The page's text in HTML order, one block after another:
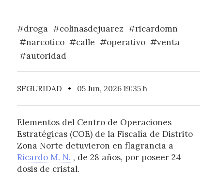
#droga #colinasdejuarez #ricardomn
#narcotico #calle #operativo #venta
#autoridad
SEGURIDAD • 05 Jun, 2026 19:35 h
Elementos del Centro de Operaciones
Estratégicas (COE) de la Fiscalía de Distrito
Zona Norte detuvieron en flagrancia a
Ricardo M. N. , de 28 años, por poseer 24
dosis de cristal.